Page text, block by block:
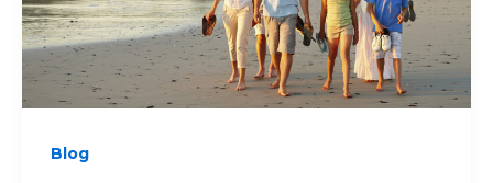
Blog